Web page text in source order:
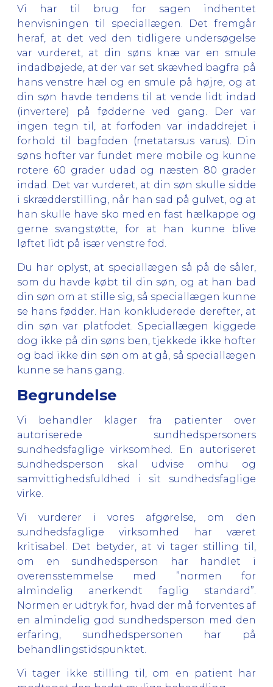
Vi har til brug for sagen indhentet
henvisningen til speciallægen. Det fremgår
heraf, at det ved den tidligere undersøgelse
var vurderet, at din søns knæ var en smule
indadbøjede, at der var set skævhed bagfra på
hans venstre hæl og en smule på højre, og at
din søn havde tendens til at vende lidt indad
(invertere) på fødderne ved gang. Der var
ingen tegn til, at forfoden var indaddrejet i
forhold til bagfoden (metatarsus varus). Din
søns hofter var fundet mere mobile og kunne
rotere 60 grader udad og næsten 80 grader
indad. Det var vurderet, at din søn skulle sidde
i skrædderstilling, når han sad på gulvet, og at
han skulle have sko med en fast hælkappe og
gerne svangstøtte, for at han kunne blive
løftet lidt på især venstre fod.
Du har oplyst, at speciallægen så på de såler,
som du havde købt til din søn, og at han bad
din søn om at stille sig, så speciallægen kunne
se hans fødder. Han konkluderede derefter, at
din søn var platfodet. Speciallægen kiggede
dog ikke på din søns ben, tjekkede ikke hofter
og bad ikke din søn om at gå, så speciallægen
kunne se hans gang.
Begrundelse
Vi behandler klager fra patienter over
autoriserede sundhedspersoners
sundhedsfaglige virksomhed. En autoriseret
sundhedsperson skal udvise omhu og
samvittighedsfuldhed i sit sundhedsfaglige
virke.
Vi vurderer i vores afgørelse, om den
sundhedsfaglige virksomhed har været
kritisabel. Det betyder, at vi tager stilling til,
om en sundhedsperson har handlet i
overensstemmelse med ”normen for
almindelig anerkendt faglig standard”.
Normen er udtryk for, hvad der må forventes af
en almindelig god sundhedsperson med den
erfaring, sundhedspersonen har på
behandlingstidspunktet.
Vi tager ikke stilling til, om en patient har